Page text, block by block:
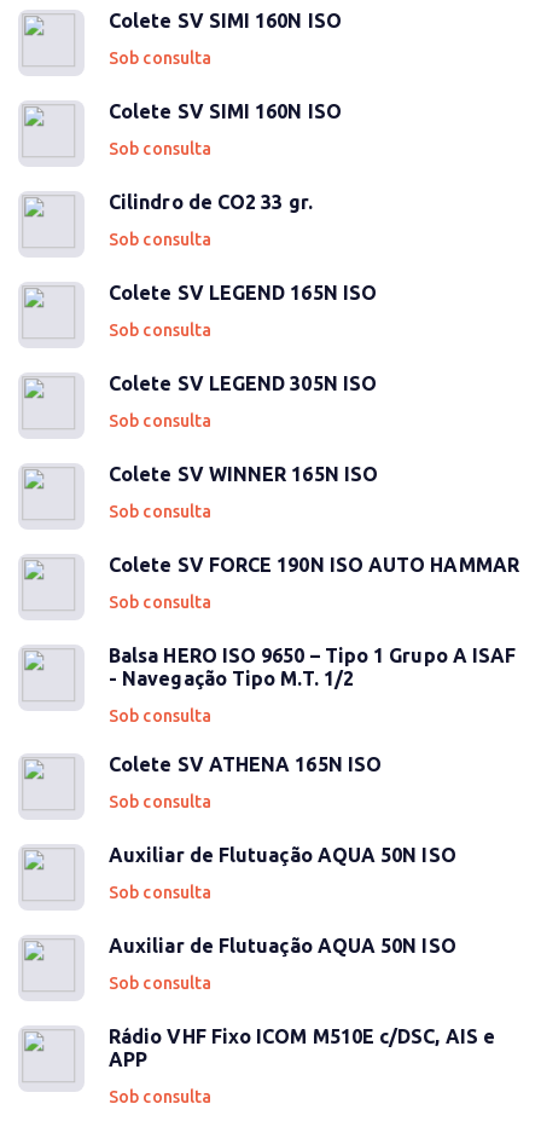
Colete SV SIMI 160N ISO
Sob consulta
Colete SV SIMI 160N ISO
Sob consulta
Cilindro de CO2 33 gr.
Sob consulta
Colete SV LEGEND 165N ISO
Sob consulta
Colete SV LEGEND 305N ISO
Sob consulta
Colete SV WINNER 165N ISO
Sob consulta
Colete SV FORCE 190N ISO AUTO HAMMAR
Sob consulta
Balsa HERO ISO 9650 – Tipo 1 Grupo A ISAF
- Navegação Tipo M.T. 1/2
Sob consulta
Colete SV ATHENA 165N ISO
Sob consulta
Auxiliar de Flutuação AQUA 50N ISO
Sob consulta
Auxiliar de Flutuação AQUA 50N ISO
Sob consulta
Rádio VHF Fixo ICOM M510E c/DSC, AIS e
APP
Sob consulta